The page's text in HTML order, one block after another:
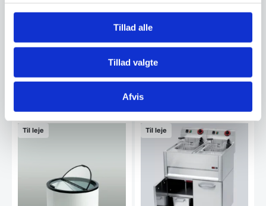
Tillad alle
Tillad valgte
Afvis
Leje af Can Cooler /
Can Cooler / Tønde-køler med
ned til 2°C…
50,00
Til leje Til leje